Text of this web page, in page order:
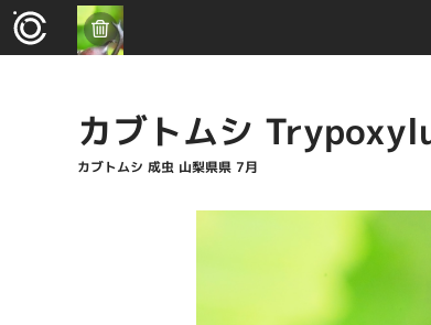
カブトムシ
カブトムシ 成虫 山梨県県 7月